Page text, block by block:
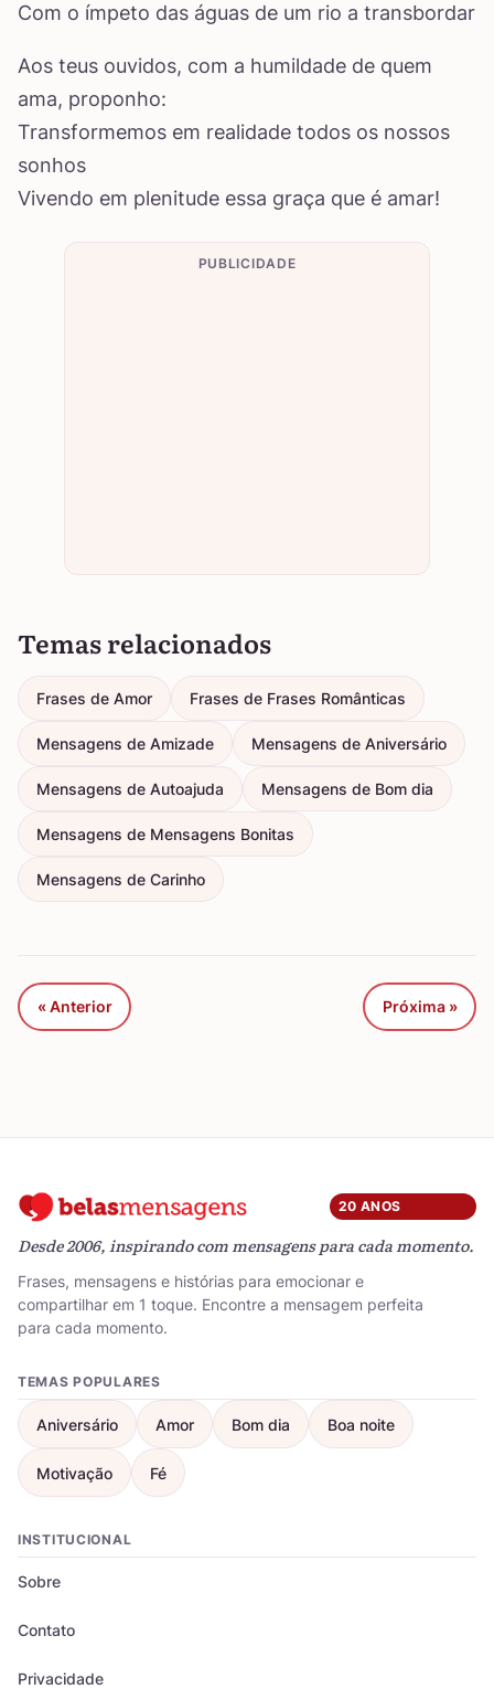
Com o ímpeto das águas de um rio a transbordar
Aos teus ouvidos, com a humildade de quem
ama, proponho:
Transformemos em realidade todos os nossos
sonhos
Vivendo em plenitude essa graça que é amar!
PUBLICIDADE
Temas relacionados
Frases de Amor Frases de Frases Românticas
Mensagens de Amizade Mensagens de Aniversário
Mensagens de Autoajuda Mensagens de Bom dia
Mensagens de Mensagens Bonitas
Mensagens de Carinho
« Anterior Próxima »
20 ANOS
Desde 2006, inspirando com mensagens para cada momento.
Frases, mensagens e histórias para emocionar e
compartilhar em 1 toque. Encontre a mensagem perfeita
para cada momento.
TEMAS POPULARES
Aniversário Amor Bom dia Boa noite
Motivação Fé
INSTITUCIONAL
Sobre
Contato
Privacidade